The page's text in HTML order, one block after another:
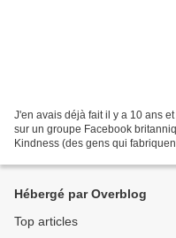
J'en avais déjà fait il y a 10 ans
sur un groupe Facebook
Kindness (des gens qui
Hébergé par Overblog
Top articles